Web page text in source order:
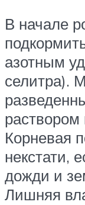
В начале
азотным
селитра).
раствором
Корневая
некстати,
дожди и
Лишняя